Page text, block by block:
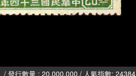
20,000,000 / 人氣指數: 24384